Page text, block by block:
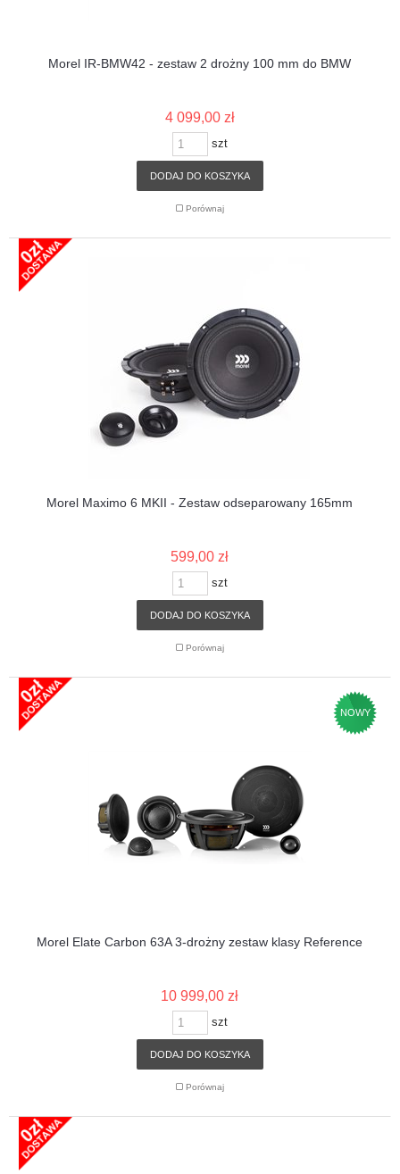
Morel IR-BMW42 - zestaw 2 drożny 100 mm do BMW
4 099,00 zł
szt
DODAJ DO KOSZYKA
Porównaj
Morel Maximo 6 MKII - Zestaw odseparowany 165mm
599,00 zł
szt
DODAJ DO KOSZYKA
Porównaj
NOWY
Morel Elate Carbon 63A 3-drożny zestaw klasy Reference
10 999,00 zł
szt
DODAJ DO KOSZYKA
Porównaj